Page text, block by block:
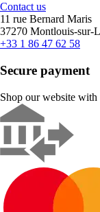
Contact us
11 rue Bernard Maris
37270 Montlouis-sur-
+33 1 86 47 62 58
Secure payment
Shop our website with